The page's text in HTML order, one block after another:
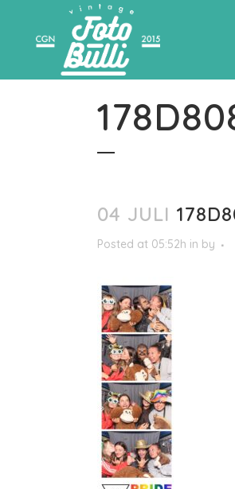
04 JULI
Posted at 05:52h in by